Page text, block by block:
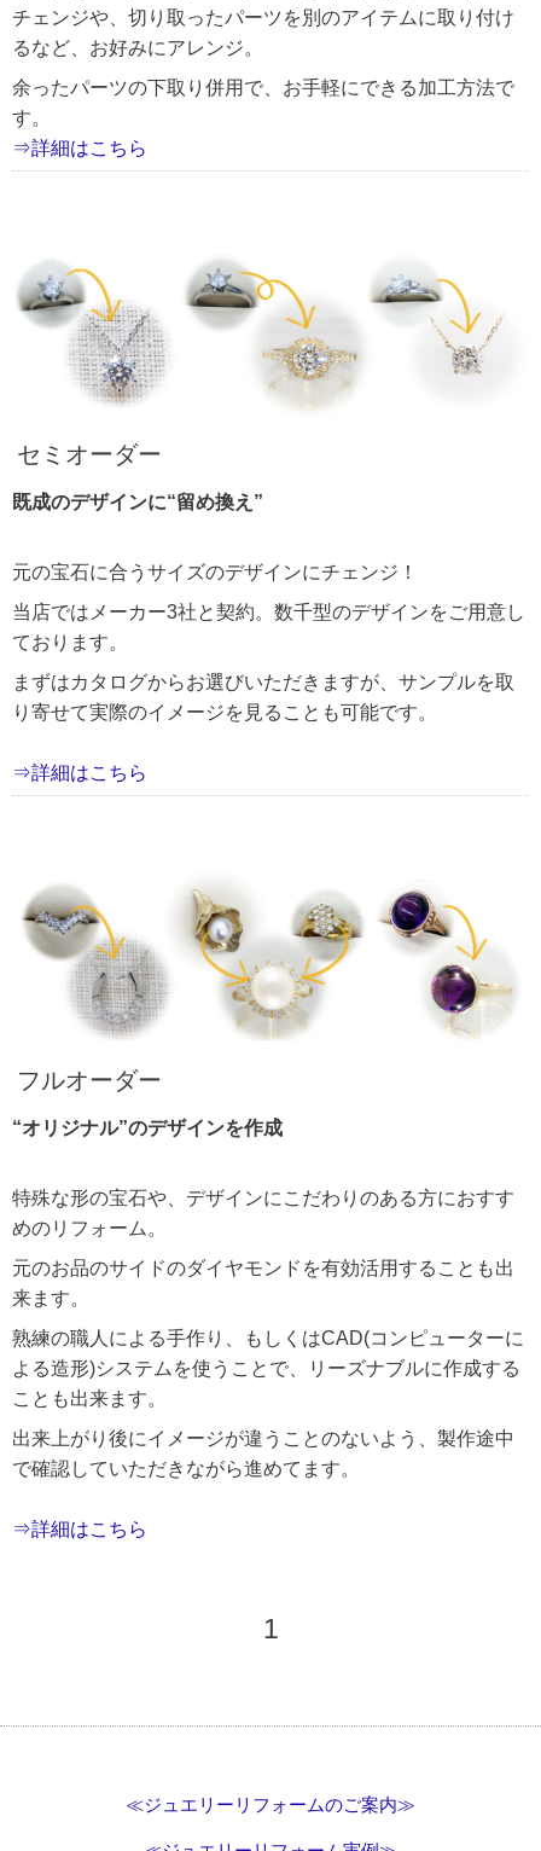
チェンジや、切り取ったパーツを別のアイテムに取り付け
るなど、お好みにアレンジ。
余ったパーツの下取り併用で、お手軽にできる加工方法で
す。
⇒詳細はこちら
セミオーダー
既成のデザインに“留め換え”
元の宝石に合うサイズのデザインにチェンジ！
当店ではメーカー3社と契約。数千型のデザインをご用意し
ております。
まずはカタログからお選びいただきますが、サンプルを取
り寄せて実際のイメージを見ることも可能です。
⇒詳細はこちら
フルオーダー
“オリジナル”のデザインを作成
特殊な形の宝石や、デザインにこだわりのある方におすす
めのリフォーム。
元のお品のサイドのダイヤモンドを有効活用することも出
来ます。
熟練の職人による手作り、もしくはCAD(コンピューターに
よる造形)システムを使うことで、リーズナブルに作成する
ことも出来ます。
出来上がり後にイメージが違うことのないよう、製作途中
で確認していただきながら進めてます。
⇒詳細はこちら
1
≪ジュエリーリフォームのご案内≫